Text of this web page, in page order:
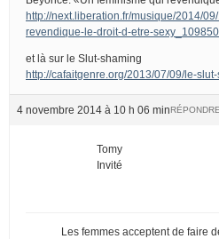
http://next.liberation.fr/musique/2014/
revendique-le-droit-d-etre-
et là sur le Slut-shaming
http://cafaitgenre.org/2013/07/09/le-
4 novembre 2014 à 10 h 06 minRÉPONDRE
Tomy
Invité
Les femmes acceptent de faire